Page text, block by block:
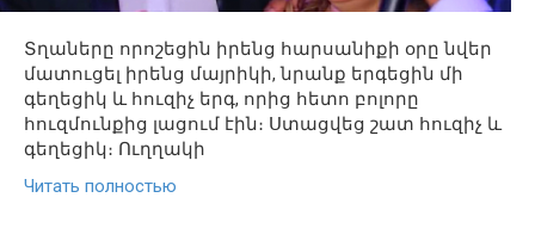
Տղաները որոշեցին իրենց հարսանիքի օրը նվեր
մատուցել իրենց մայրիկի, նրանք երգեցին մի
գեղեցիկ և հուզիչ երգ, որից հետո բոլորը
հուզմունքից լացում էին։ Ստացվեց շատ հուզիչ և
գեղեցիկ։ Ուղղակի
Читать полностью